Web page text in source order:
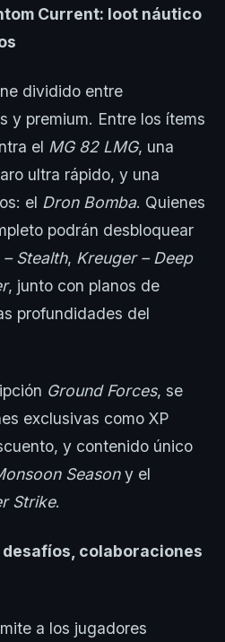
Current: loot náutico
dividido entre
y premium. Entre los ítems
el MG 82 LMG, una
ultra rápido, y una
el Dron Bomba. Quienes
podrán desbloquear
– Stealth, Kreuger – Deep
, junto con planos de
profundidades del
Ground Forces, se
exclusivas como XP
y contenido único
Seasony el
Strike.
colaboraciones
a los jugadores